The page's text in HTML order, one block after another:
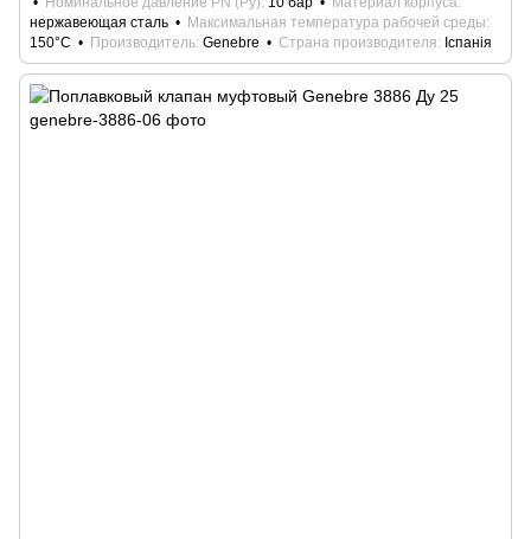
нержавеющая сталь
Максимальная температура рабочей среды
150°С
Производитель Genebre Страна производителя Іспанія